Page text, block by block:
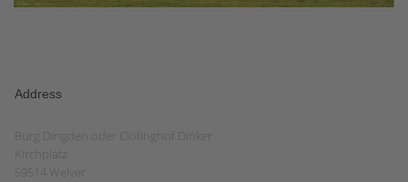
Address
Burg Dingden oder Clötinghof Dinker
Kirchplatz
59514 Welver